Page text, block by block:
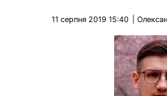
11 серпня 2019 15:40